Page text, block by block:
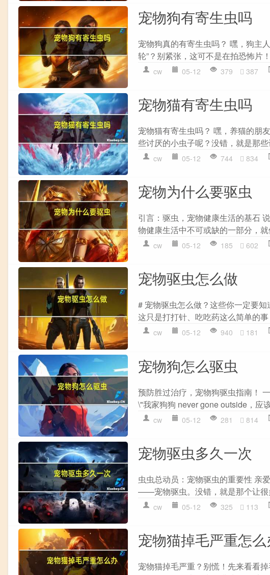
宠物狗有寄生虫吗
宠物狗真的有寄生虫吗？ 嘿，狗主
轮”？别紧张，这可不是在拍恐怖片
cw 05-12 379 387
宠物猫有寄生虫吗
宠物猫有寄生虫吗？ 嘿，养猫的朋
些讨厌的小虫子呢？没错，就是那
cw 05-12 744 834
宠物为什么要驱虫
引言：驱虫，宠物健康生活的基石
物健康生活中不可或缺的一部分，
cw 05-12 185 602
宠物驱虫怎么做
# 宠物驱虫怎么做？这些你一定要
这只是打打针、吃吃药这么简单的
cw 05-12 940 181
宠物狗怎么驱虫
预防胜过治疗，宠物狗驱虫指南！
\"我家狗狗 never gone outside，应
cw 05-12 281 814
宠物驱虫多久一次
虫虫总动员：宠物驱虫的重要性 亲
——宠物驱虫。没错，就是那个让很
cw 05-12 325 113
宠物猫掉毛严重怎
宠物猫掉毛严重？别慌！先来看看